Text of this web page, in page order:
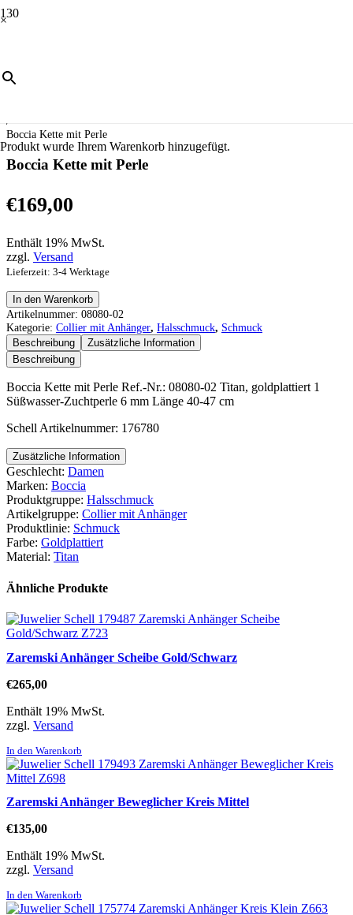
×
Produkt wurde Ihrem Warenkorb hinzugefügt.
Halsschmuck
/
Boccia Kette mit Perle
Boccia Kette mit Perle
€169,00
Enthält 19% MwSt.
zzgl. Versand
Lieferzeit: 3-4 Werktage
Boccia
Kette
mit
Perle
Menge
In den Warenkorb
Artikelnummer: 08080-02
Kategorie: Collier mit Anhänger, Halsschmuck, Schmuck
Beschreibung
Zusätzliche Information
Beschreibung
Boccia Kette mit Perle Ref.-Nr.: 08080-02 Titan, goldplattiert 1
Süßwasser-Zuchtperle 6 mm Länge 40-47 cm
Schell Artikelnummer: 176780
Zusätzliche Information
Geschlecht: Damen
Marken: Boccia
Produktgruppe: Halsschmuck
Artikelgruppe: Collier mit Anhänger
Produktlinie: Schmuck
Farbe: Goldplattiert
Material: Titan
Ähnliche Produkte
Zaremski Anhänger Scheibe Gold/Schwarz
€265,00
Enthält 19% MwSt.
zzgl. Versand
In den Warenkorb
Zaremski Anhänger Beweglicher Kreis Mittel
€135,00
Enthält 19% MwSt.
zzgl. Versand
In den Warenkorb